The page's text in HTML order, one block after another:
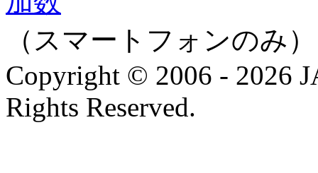
（スマートフォンのみ）
Copyright © 2006 - 2026
Rights Reserved.